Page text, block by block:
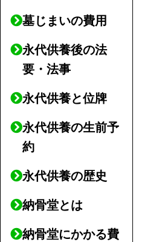
墓じまいの費用
永代供養後の法
要・法事
永代供養と位牌
永代供養の生前予
約
永代供養の歴史
納骨堂とは
納骨堂にかかる費